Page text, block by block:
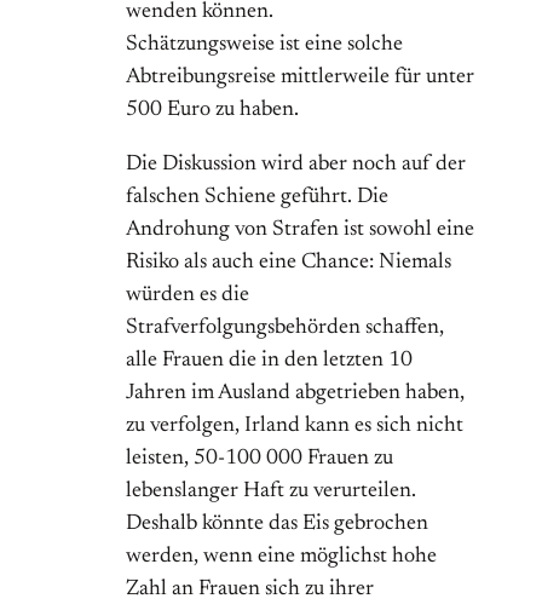
wenden können.
Schätzungsweise ist eine solche
Abtreibungsreise mittlerweile für unter
500 Euro zu haben.
Die Diskussion wird aber noch auf der
falschen Schiene geführt. Die
Androhung von Strafen ist sowohl eine
Risiko als auch eine Chance: Niemals
würden es die
Strafverfolgungsbehörden schaffen,
alle Frauen die in den letzten 10
Jahren im Ausland abgetrieben haben,
zu verfolgen, Irland kann es sich nicht
leisten, 50-100 000 Frauen zu
lebenslanger Haft zu verurteilen.
Deshalb könnte das Eis gebrochen
werden, wenn eine möglichst hohe
Zahl an Frauen sich zu ihrer